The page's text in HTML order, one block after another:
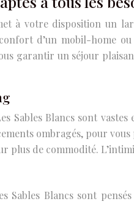
à votre disposition un
d’un mobil-home ou
garantir un séjour
Sables Blancs sont
ombragés, pour
plus de commodité.
Sables Blancs sont